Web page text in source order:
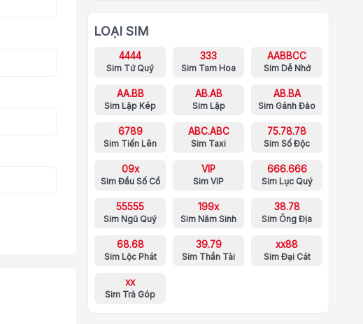
LOẠI SIM
4444
Sim Tứ Quý
333
Sim Tam Hoa
AABBCC
Sim Dễ Nhớ
AA.BB
Sim Lặp Kép
AB.AB
Sim Lặp
AB.BA
Sim Gánh Đảo
6789
Sim Tiến Lên
ABC.ABC
Sim Taxi
75.78.78
Sim Số Độc
09x
Sim Đầu Số Cổ
VIP
Sim VIP
666.666
Sim Lục Quý
55555
Sim Ngũ Quý
199x
Sim Năm Sinh
38.78
Sim Ông Địa
68.68
Sim Lộc Phát
39.79
Sim Thần Tài
xx88
Sim Đại Cát
xx
Sim Trả Góp